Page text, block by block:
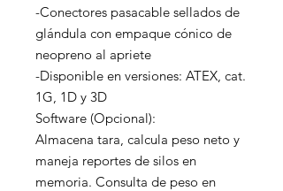
-Conectores pasacable sellados de
glándula con empaque cónico de
neopreno al apriete
-Disponible en versiones: ATEX, cat.
1G, 1D y 3D
Software (Opcional):
Almacena tara, calcula peso neto y
maneja reportes de silos en
memoria. Consulta de peso en